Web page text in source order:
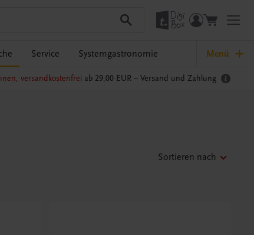
Service Systemgastronomie Menü
versandkostenfrei ab 29,00 EUR – Versand und Zahlung
Sortieren nach